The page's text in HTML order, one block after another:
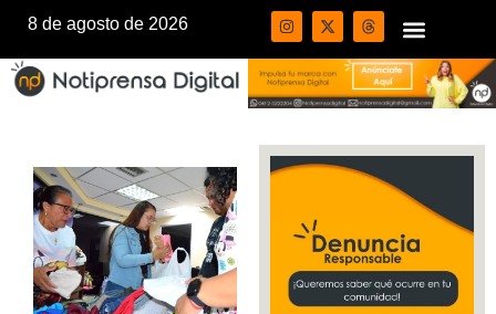
8 de agosto de 2026